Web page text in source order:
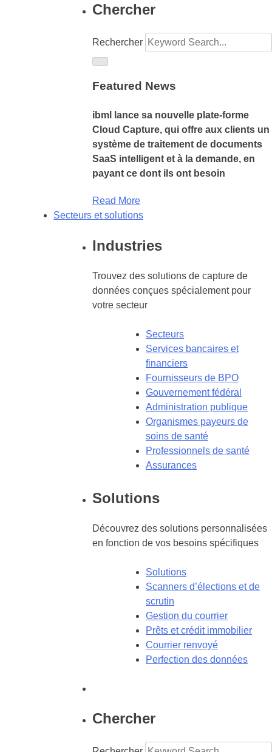
Chercher
Rechercher
Featured News
ibml lance sa nouvelle plate-forme
Cloud Capture, qui offre aux clients un
système de traitement de documents
SaaS intelligent et à la demande, en
payant ce dont ils ont besoin
Read More
Secteurs et solutions
Industries
Trouvez des solutions de capture de
données conçues spécialement pour
votre secteur
Secteurs
Services bancaires et
financiers
Fournisseurs de BPO
Gouvernement fédéral
Administration publique
Organismes payeurs de
soins de santé
Professionnels de santé
Assurances
Solutions
Découvrez des solutions personnalisées
en fonction de vos besoins spécifiques
Solutions
Scanners d’élections et de
scrutin
Gestion du courrier
Prêts et crédit immobilier
Courrier renvoyé
Perfection des données
Chercher